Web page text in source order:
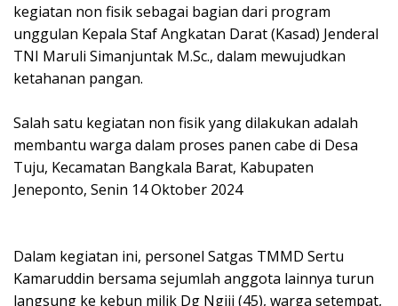
kegiatan non fisik sebagai bagian dari program
unggulan Kepala Staf Angkatan Darat (Kasad) Jenderal
TNI Maruli Simanjuntak M.Sc., dalam mewujudkan
ketahanan pangan.
Salah satu kegiatan non fisik yang dilakukan adalah
membantu warga dalam proses panen cabe di Desa
Tuju, Kecamatan Bangkala Barat, Kabupaten
Jeneponto, Senin 14 Oktober 2024
Dalam kegiatan ini, personel Satgas TMMD Sertu
Kamaruddin bersama sejumlah anggota lainnya turun
langsung ke kebun milik Dg Ngiji (45), warga setempat,